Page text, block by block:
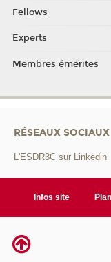
Fellows
Experts
Membres émérites
RÉSEAUX SOCIAUX
L'ESDR3C sur Linkedin
Infos site